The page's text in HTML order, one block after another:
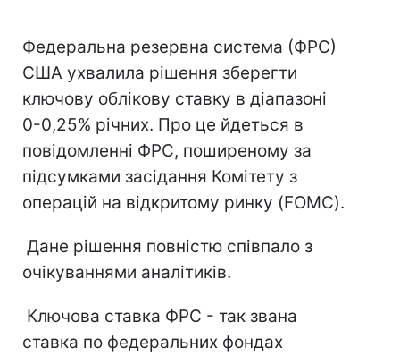
Федеральна резервна система (ФРС)
США ухвалила рішення зберегти
ключову облікову ставку в діапазоні
0-0,25% річних. Про це йдеться в
повідомленні ФРС, поширеному за
підсумками засідання Комітету з
операцій на відкритому ринку (FOMC).
Дане рішення повністю співпало з
очікуваннями аналітиків.
Ключова ставка ФРС - так звана
ставка по федеральних фондах